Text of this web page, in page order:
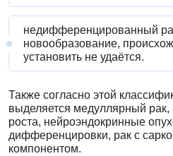
недифференцированный
новообразование,
установить не удаётся.
Также согласно этой
выделяется медуллярный
роста, нейроэндокринные
дифференцировки, рак с
компонентом.